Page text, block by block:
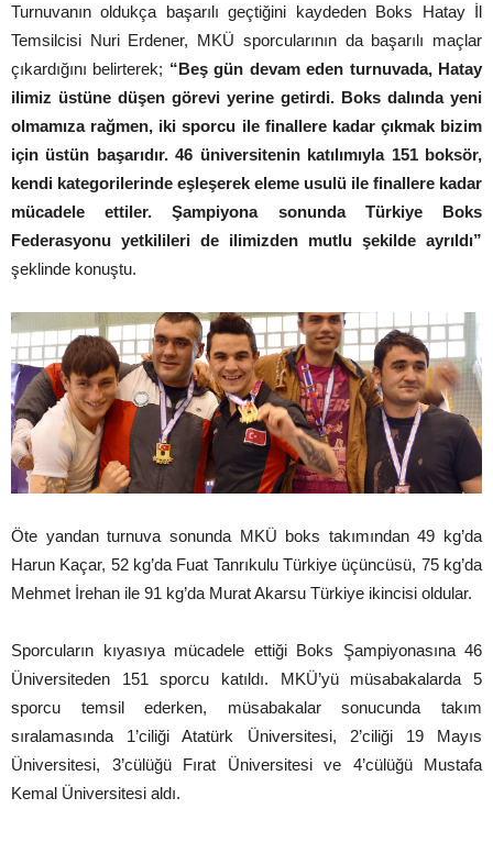
Turnuvanın oldukça başarılı geçtiğini kaydeden Boks Hatay İl
Temsilcisi Nuri Erdener, MKÜ sporcularının da başarılı maçlar
çıkardığını belirterek; “Beş gün devam eden turnuvada, Hatay
ilimiz üstüne düşen görevi yerine getirdi. Boks dalında yeni
olmamıza rağmen, iki sporcu ile finallere kadar çıkmak bizim
için üstün başarıdır. 46 üniversitenin katılımıyla 151 boksör,
kendi kategorilerinde eşleşerek eleme usulü ile finallere kadar
mücadele ettiler. Şampiyona sonunda Türkiye Boks
Federasyonu yetkilileri de ilimizden mutlu şekilde ayrıldı”
şeklinde konuştu.
Öte yandan turnuva sonunda MKÜ boks takımından 49 kg’da
Harun Kaçar, 52 kg’da Fuat Tanrıkulu Türkiye üçüncüsü, 75 kg’da
Mehmet İrehan ile 91 kg’da Murat Akarsu Türkiye ikincisi oldular.
Sporcuların kıyasıya mücadele ettiği Boks Şampiyonasına 46
Üniversiteden 151 sporcu katıldı. MKÜ’yü müsabakalarda 5
sporcu temsil ederken, müsabakalar sonucunda takım
sıralamasında 1’ciliği Atatürk Üniversitesi, 2’ciliği 19 Mayıs
Üniversitesi, 3’cülüğü Fırat Üniversitesi ve 4’cülüğü Mustafa
Kemal Üniversitesi aldı.